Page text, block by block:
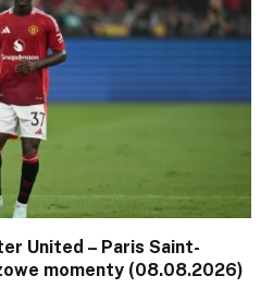
United – Paris Saint-
momenty (08.08.2026)